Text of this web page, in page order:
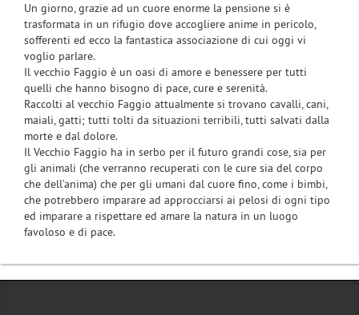
Un giorno, grazie ad un cuore enorme la pensione si è
trasformata in un rifugio dove accogliere anime in pericolo,
sofferenti ed ecco la fantastica associazione di cui oggi vi
voglio parlare.
Il vecchio Faggio è un oasi di amore e benessere per tutti
quelli che hanno bisogno di pace, cure e serenità.
Raccolti al vecchio Faggio attualmente si trovano cavalli, cani,
maiali, gatti; tutti tolti da situazioni terribili, tutti salvati dalla
morte e dal dolore.
Il Vecchio Faggio ha in serbo per il futuro grandi cose, sia per
gli animali (che verranno recuperati con le cure sia del corpo
che dell’anima) che per gli umani dal cuore fino, come i bimbi,
che potrebbero imparare ad approcciarsi ai pelosi di ogni tipo
ed imparare a rispettare ed amare la natura in un luogo
favoloso e di pace.